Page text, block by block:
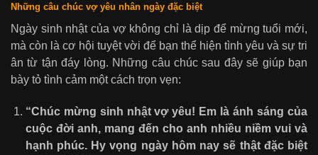
Những câu chúc vợ yêu nhân ngày đặc biệt
Ngày sinh nhật của vợ không chỉ là dịp để mừng tuổi mới,
mà còn là cơ hội tuyệt vời để bạn thể hiện tình yêu và sự tri
ân từ tận đáy lòng. Những câu chúc sau đây sẽ giúp bạn
bày tỏ tình cảm một cách trọn vẹn:
“Chúc mừng sinh nhật vợ yêu! Em là ánh sáng của
cuộc đời anh, mang đến cho anh nhiều niềm vui và
hạnh phúc. Hy vọng ngày hôm nay sẽ thật đặc biệt